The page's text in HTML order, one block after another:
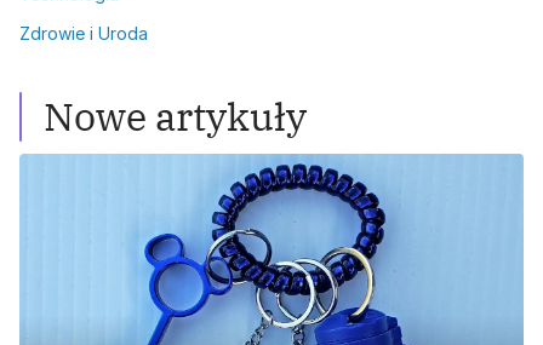
Zdrowie i Uroda
Nowe artykuły